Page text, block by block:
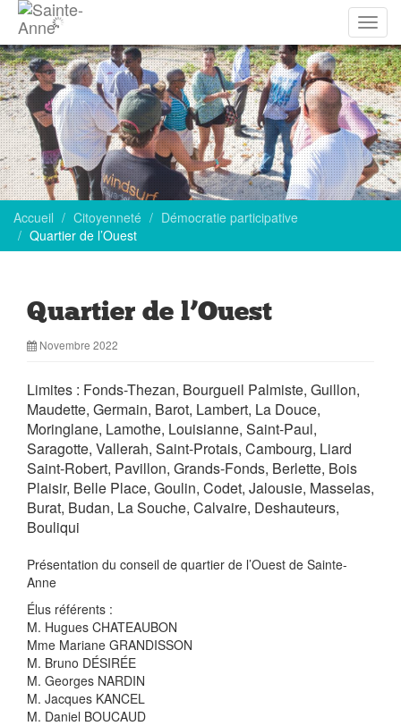
la
Accueil Citoyenneté
Démocratie participative
Quartier de l’Ouest
Quartier de l’Ouest
Novembre 2022
Limites : Fonds-Thezan, Bourgueil Palmiste, Guillon,
Maudette, Germain, Barot, Lambert, La Douce,
Moringlane, Lamothe, Louisianne, Saint-Paul,
Saragotte, Vallerah, Saint-Protais, Cambourg, Liard
Saint-Robert, Pavillon, Grands-Fonds, Berlette, Bois
Plaisir, Belle Place, Goulin, Codet, Jalousie, Masselas,
Burat, Budan, La Souche, Calvaire, Deshauteurs,
Bouliqui
Présentation du conseil de quartier de l’Ouest de Sainte-
Anne
Élus référents :
M. Hugues CHATEAUBON
Mme Mariane GRANDISSON
M. Bruno DÉSIRÉE
M. Georges NARDIN
M. Jacques KANCEL
M. Daniel BOUCAUD